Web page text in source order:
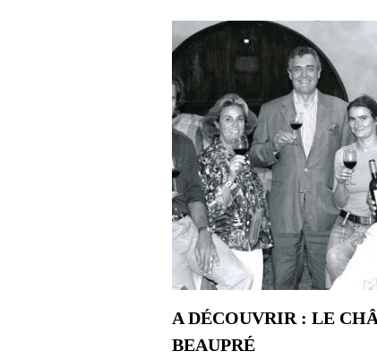
A DÉCOUVRIR : LE
BEAUPRÉ